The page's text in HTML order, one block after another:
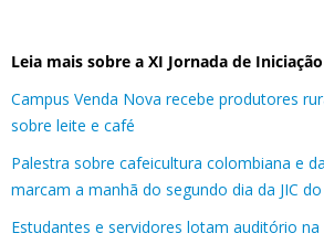
Leia mais sobre a XI Jornada de
Campus Venda Nova recebe produtores
sobre leite e café
Palestra sobre cafeicultura colombiana e
marcam a manhã do segundo dia da JIC
Estudantes e servidores lotam auditório na